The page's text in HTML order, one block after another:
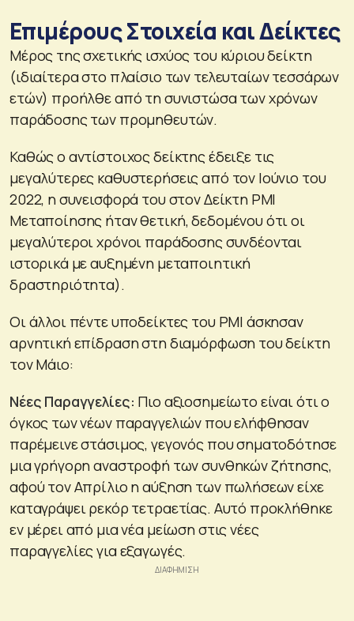
Επιμέρους Στοιχεία και Δείκτες
Μέρος της σχετικής ισχύος του κύριου δείκτη
(ιδιαίτερα στο πλαίσιο των τελευταίων τεσσάρων
ετών) προήλθε από τη συνιστώσα των χρόνων
παράδοσης των προμηθευτών.
Καθώς ο αντίστοιχος δείκτης έδειξε τις
μεγαλύτερες καθυστερήσεις από τον Ιούνιο του
2022, η συνεισφορά του στον Δείκτη PMI
Μεταποίησης ήταν θετική, δεδομένου ότι οι
μεγαλύτεροι χρόνοι παράδοσης συνδέονται
ιστορικά με αυξημένη μεταποιητική
δραστηριότητα).
Οι άλλοι πέντε υποδείκτες του PMI άσκησαν
αρνητική επίδραση στη διαμόρφωση του δείκτη
τον Μάιο:
Νέες Παραγγελίες: Πιο αξιοσημείωτο είναι ότι ο
όγκος των νέων παραγγελιών που ελήφθησαν
παρέμεινε στάσιμος, γεγονός που σηματοδότησε
μια γρήγορη αναστροφή των συνθηκών ζήτησης,
αφού τον Απρίλιο η αύξηση των πωλήσεων είχε
καταγράψει ρεκόρ τετραετίας. Αυτό προκλήθηκε
εν μέρει από μια νέα μείωση στις νέες
παραγγελίες για εξαγωγές.